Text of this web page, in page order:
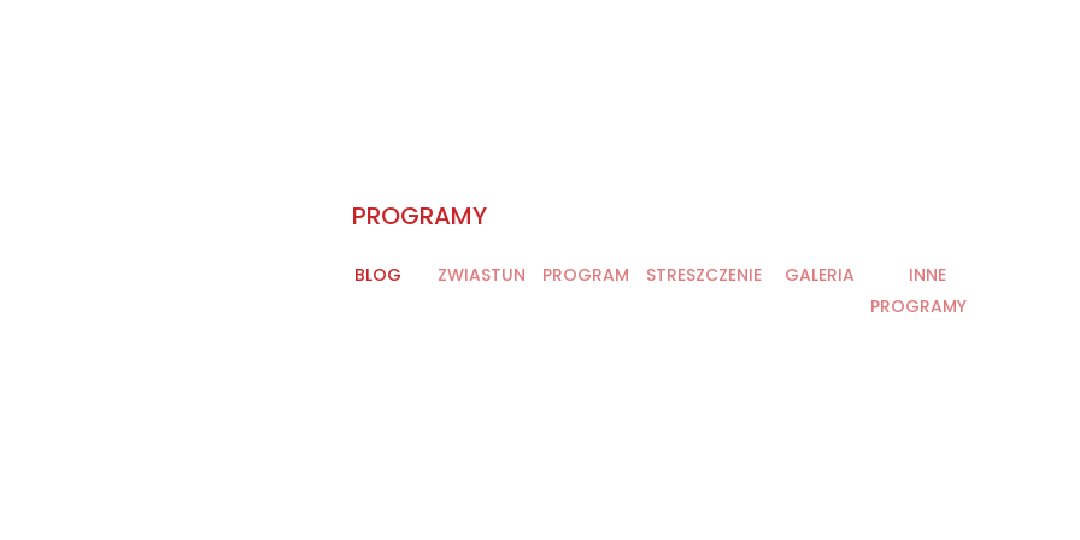
PROGRAMY
BLOG ZWIASTUN PROGRAM STRESZCZENIE GALERIA
INNE
PROGRAMY